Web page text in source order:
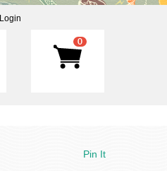
Login
0
Pin It